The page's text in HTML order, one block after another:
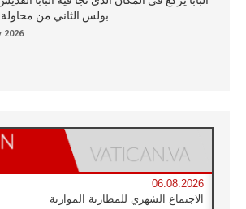
بولس الثاني من محاولة
2026
06.08.2026
الاجتماع الشهري للمطارنة الموارنة